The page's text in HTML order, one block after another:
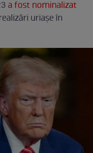
a fost nominalizat
uriașe în